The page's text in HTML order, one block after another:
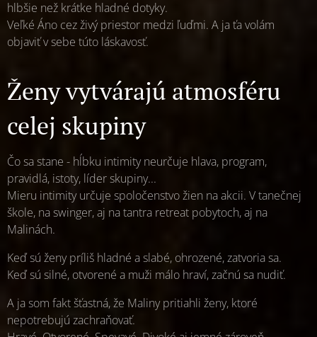
hlbšie než krátke hladné dotyky.
Veľké Áno cez živý priestor medzi ľuďmi. A ja ťa volám
objaviť v sebe túto láskavosť.
Ženy vytvárajú atmosféru
celej skupiny
Čo sa stane - hĺbku intimity neurčuje hlava, program,
pravidlá, istoty, líder skupiny...
Mieru intimity určuje spoločenstvo žien na akcii. V tanečnej
škole, na swinger, aj na tantra retreat pobytoch, aj na
Malinách.
Keď sú ženy príliš hladné a slabé, ohrozené, zatvoria sa.
Keď sú silné, otvorené a muži málo hraví, začnú sa nudiť.
A ja som fakt šťastná, že Maliny pritiahli ženy, ktoré
nepotrebujú zachraňovať.